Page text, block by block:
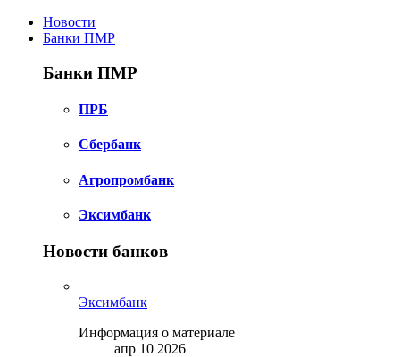
Новости
Банки ПМР
Банки ПМР
ПРБ
Сбербанк
Агропромбанк
Эксимбанк
Новости банков
Эксимбанк
Информация о материале
апр 10 2026